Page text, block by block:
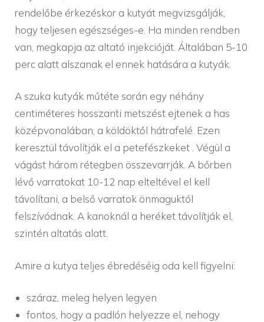
rendelőbe érkezéskor a kutyát megvizsgálják,
hogy teljesen egészséges-e. Ha minden rendben
van, megkapja az altató injekcióját. Általában 5-10
perc alatt alszanak el ennek hatására a kutyák.
A szuka kutyák műtéte során egy néhány
centiméteres hosszanti metszést ejtenek a has
középvonalában, a köldöktől hátrafelé. Ezen
keresztül távolítják el a petefészkeket . Végül a
vágást három rétegben összevarrják. A bőrben
lévő varratokat 10-12 nap elteltével el kell
távolítani, a belső varratok önmaguktól
felszívódnak. A kanoknál a heréket távolítják el,
szintén altatás alatt.
Amire a kutya teljes ébredéséig oda kell figyelni:
száraz, meleg helyen legyen
fontos, hogy a padlón helyezze el, nehogy